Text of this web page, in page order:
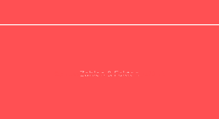
Zahlen & Fakten
Schluss mit dem Bauchgefühl!